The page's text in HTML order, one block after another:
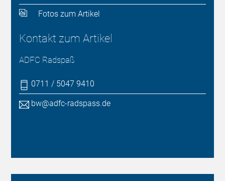
Fotos zum Artikel
Kontakt zum Artikel
ADFC Radspaß
0711 / 5047 9410
bw@adfc-radspass.de